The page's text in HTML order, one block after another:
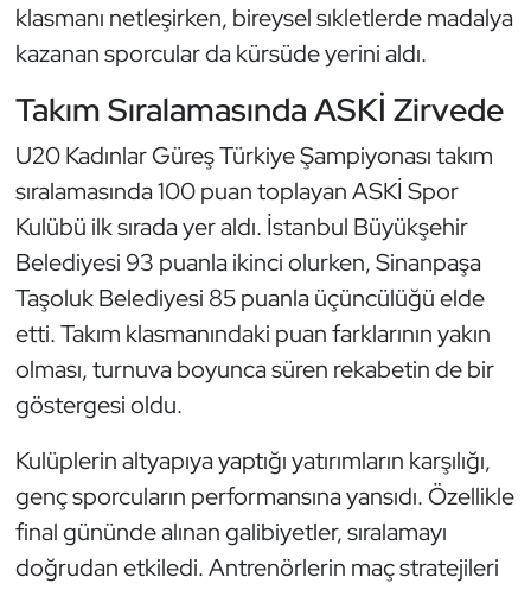
klasmanı netleşirken, bireysel sıkletlerde madalya
kazanan sporcular da kürsüde yerini aldı.
Takım Sıralamasında ASKİ Zirvede
U20 Kadınlar Güreş Türkiye Şampiyonası takım
sıralamasında 100 puan toplayan ASKİ Spor
Kulübü ilk sırada yer aldı. İstanbul Büyükşehir
Belediyesi 93 puanla ikinci olurken, Sinanpaşa
Taşoluk Belediyesi 85 puanla üçüncülüğü elde
etti. Takım klasmanındaki puan farklarının yakın
olması, turnuva boyunca süren rekabetin de bir
göstergesi oldu.
Kulüplerin altyapıya yaptığı yatırımların karşılığı,
genç sporcuların performansına yansıdı. Özellikle
final gününde alınan galibiyetler, sıralamayı
doğrudan etkiledi. Antrenörlerin maç stratejileri
Judo ve Kuraş
Karate
Kayak
Kempo
Kick Boks
Kürek
Modern Pentatlon
Motor Sporları